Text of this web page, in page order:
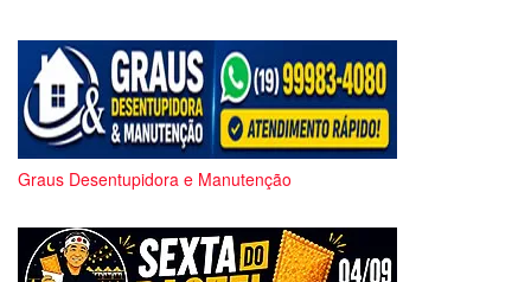
Graus Desentupidora e Manutenção